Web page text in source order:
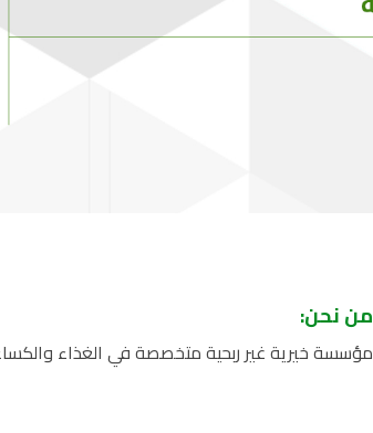
من نحن:
مؤسسة خيرية غير ربحية متخصصة في الغذاء